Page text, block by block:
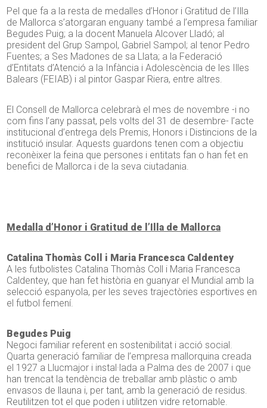
Pel que fa a la resta de medalles d’Honor i Gratitud de l’Illa
de Mallorca s’atorgaran enguany també a l’empresa familiar
Begudes Puig; a la docent Manuela Alcover Lladó; al
president del Grup Sampol, Gabriel Sampol; al tenor Pedro
Fuentes; a Ses Madones de sa Llata; a la Federació
d’Entitats d’Atenció a la Infància i Adolescència de les Illes
Balears (FEIAB) i al pintor Gaspar Riera, entre altres.
El Consell de Mallorca celebrarà el mes de novembre -i no
com fins l’any passat, pels volts del 31 de desembre- l’acte
institucional d’entrega dels Premis, Honors i Distincions de la
institució insular. Aquests guardons tenen com a objectiu
reconèixer la feina que persones i entitats fan o han fet en
benefici de Mallorca i de la seva ciutadania.
Medalla d’Honor i Gratitud de l’Illa de Mallorca
Catalina Thomàs Coll i Maria Francesca Caldentey
A les futbolistes Catalina Thomàs Coll i Maria Francesca
Caldentey, que han fet història en guanyar el Mundial amb la
selecció espanyola, per les seves trajectòries esportives en
el futbol femení.
Begudes Puig
Negoci familiar referent en sostenibilitat i acció social.
Quarta generació familiar de l’empresa mallorquina creada
el 1927 a Llucmajor i instal·lada a Palma des de 2007 i que
han trencat la tendència de treballar amb plàstic o amb
envasos de llauna i, per tant, amb la generació de residus.
Reutilitzen tot el que poden i utilitzen vidre retornable.